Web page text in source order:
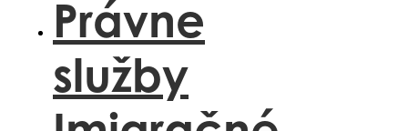
Právne
služby